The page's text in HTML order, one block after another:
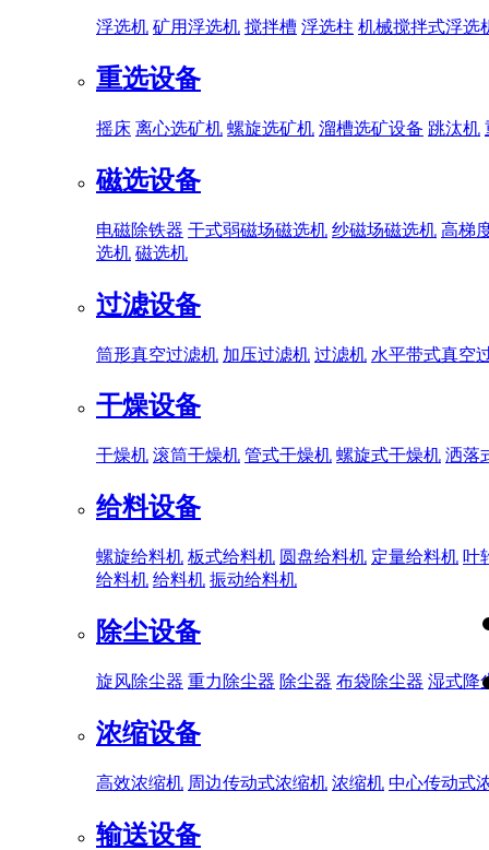
浮选机 矿用浮选机 搅拌槽 浮选柱 机械搅拌式浮选
重选设备
摇床 离心选矿机 螺旋选矿机 溜槽选矿设备 跳汰机
磁选设备
电磁除铁器 干式弱磁场磁选机 纱磁场磁选机 高梯
选机 磁选机
过滤设备
筒形真空过滤机 加压过滤机 过滤机 水平带式真空
干燥设备
干燥机 滚筒干燥机 管式干燥机 螺旋式干燥机 洒落
给料设备
螺旋给料机 板式给料机 圆盘给料机 定量给料机 叶
给料机 给料机 振动给料机
除尘设备
旋风除尘器 重力除尘器 除尘器 布袋除尘器 湿式降
浓缩设备
高效浓缩机 周边传动式浓缩机 浓缩机 中心传动式
输送设备